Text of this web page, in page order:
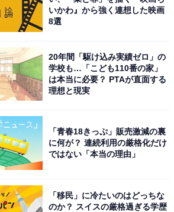
キング！ 2位「無人島『水島リゾー
、1位は？
いかわ』から強く連想した映画
8選
20年間「駆け込み実績ゼロ」の
学校も…「こども110番の家」
は本当に必要？ PTAが直面する
理想と現実
「青春18きっぷ」販売激減の裏
に何が？ 連続利用の厳格化だけ
ではない「本当の理由」
「移民」に冷たいのはどっちな
のか？ スイスの厳格過ぎる学歴